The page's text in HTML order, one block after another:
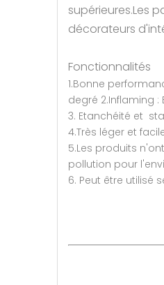
supérieures.Les
décorateurs
Fonctionnalités
1.Bonne
degré 2.Inflaming :
3. Etanchéité et
4.Très léger et
5.Les produits
pollution pour
6. Peut être utilisé